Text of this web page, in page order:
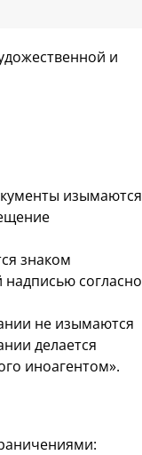
и
изымаются
знаком
согласно
не изымаются
делается
иноагентом».